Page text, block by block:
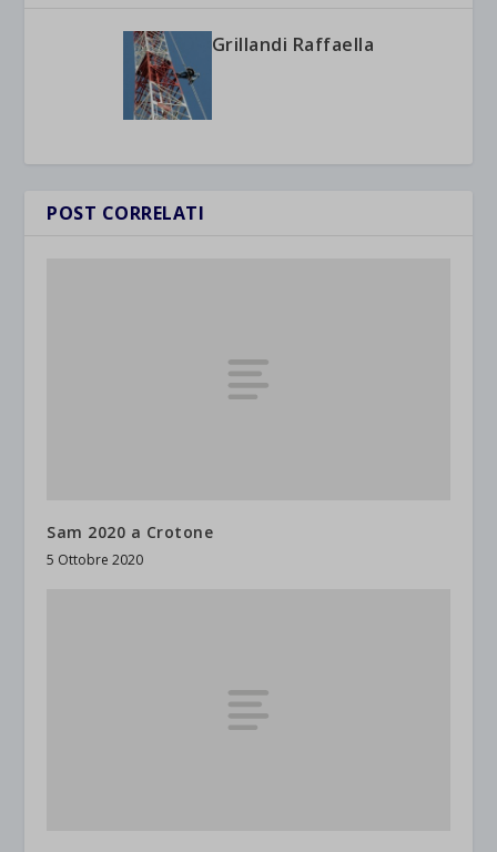
Grillandi Raffaella
POST CORRELATI
Sam 2020 a Crotone
5 Ottobre 2020